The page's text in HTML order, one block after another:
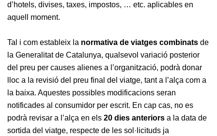
d’hotels, divises, taxes, impostos, … etc. aplicables en
aquell moment.
Tal i com estableix la normativa de viatges combinats de
la Generalitat de Catalunya, qualsevol variació posterior
del preu per causes alienes a l’organització, podrà donar
lloc a la revisió del preu final del viatge, tant a l’alça com a
la baixa. Aquestes possibles modificacions seran
notificades al consumidor per escrit. En cap cas, no es
podrà revisar a l’alça en els 20 dies anteriors a la data de
sortida del viatge, respecte de les sol·licituds ja